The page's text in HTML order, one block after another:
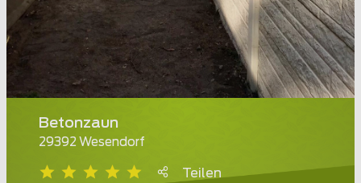
Betonzaun
29392 Wesendorf
Teilen